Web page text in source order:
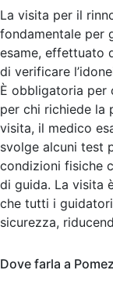
La visita per il
fondamentale per
esame, effettuato
di verificare
È obbligatoria per
per chi richiede la
visita, il medico
svolge alcuni test
condizioni fisiche
di guida. La visita
che tutti i
sicurezza,
Dove farla a